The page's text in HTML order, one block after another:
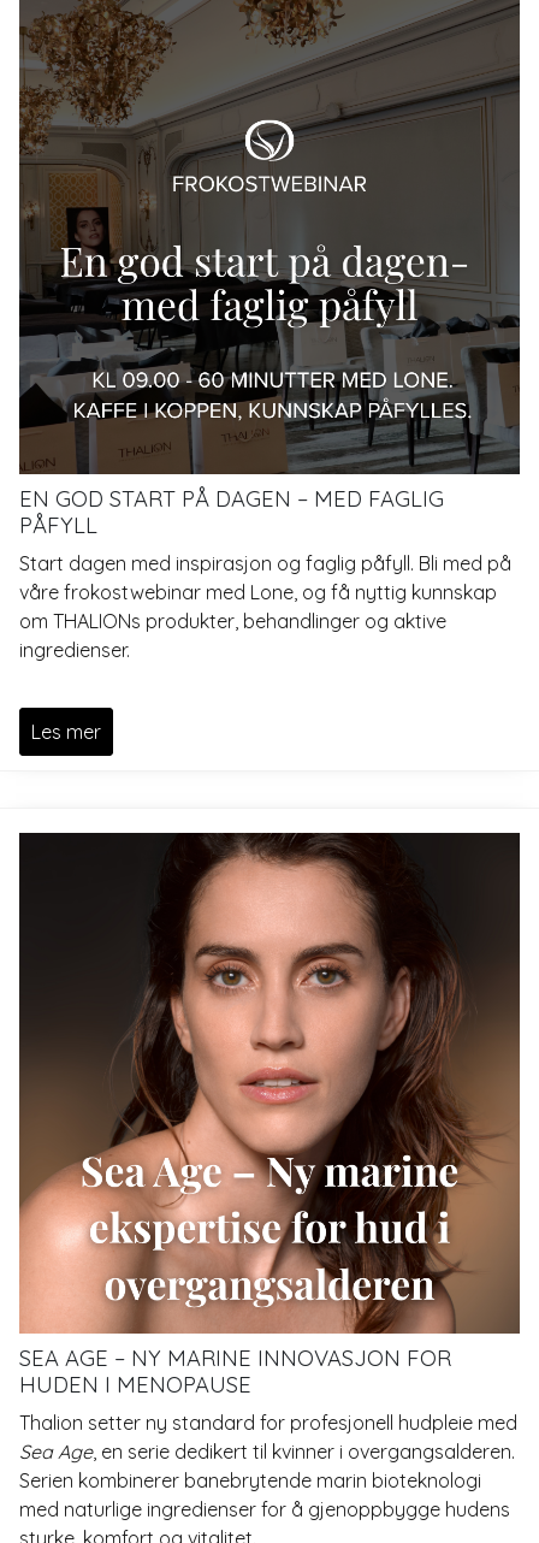
EN GOD START PÅ DAGEN – MED FAGLIG
PÅFYLL
Start dagen med inspirasjon og faglig påfyll. Bli med på
våre frokostwebinar med Lone, og få nyttig kunnskap
om THALIONs produkter, behandlinger og aktive
ingredienser.
Les mer
SEA AGE – NY MARINE INNOVASJON FOR
HUDEN I MENOPAUSE
Thalion setter ny standard for profesjonell hudpleie med
Sea Age, en serie dedikert til kvinner i overgangsalderen.
Serien kombinerer banebrytende marin bioteknologi
med naturlige ingredienser for å gjenoppbygge hudens